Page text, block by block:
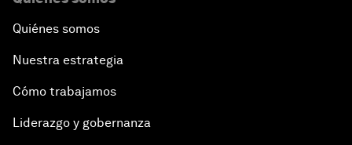
Quiénes somos
Nuestra estrategia
Cómo trabajamos
Liderazgo y gobernanza